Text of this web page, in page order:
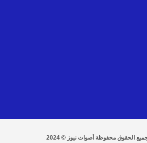
الحقوق محفوظة أصوات نيوز © 2024